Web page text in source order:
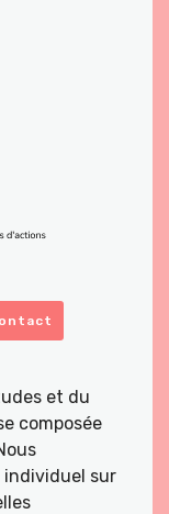
et du
composée
individuel sur